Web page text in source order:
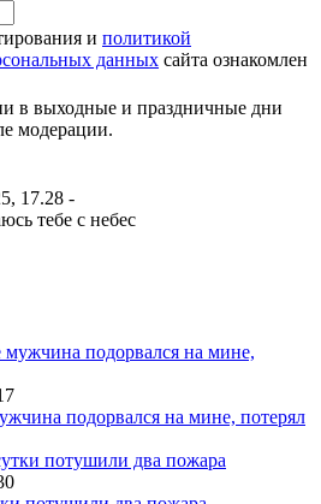
и политикой
данных сайта ознакомлен
в выходные и праздничные дни
модерации.
17.28 -
тебе с небес
подорвался на мине, потерял